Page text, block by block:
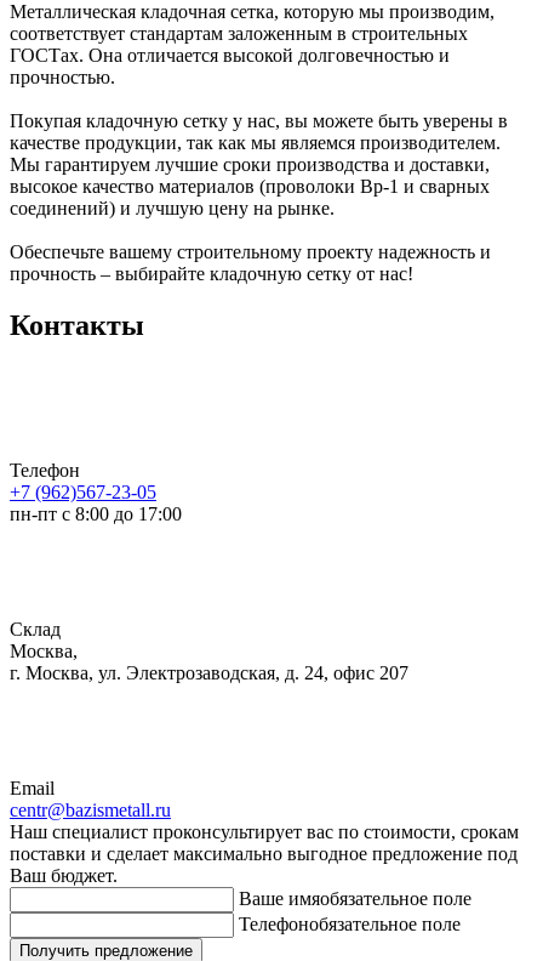
Металлическая кладочная сетка, которую мы производим,
соответствует стандартам заложенным в строительных
ГОСТах. Она отличается высокой долговечностью и
прочностью.
Покупая кладочную сетку у нас, вы можете быть уверены в
качестве продукции, так как мы являемся производителем.
Мы гарантируем лучшие сроки производства и доставки,
высокое качество материалов (проволоки Вр-1 и сварных
соединений) и лучшую цену на рынке.
Обеспечьте вашему строительному проекту надежность и
прочность – выбирайте кладочную сетку от нас!
Контакты
Телефон
+7 (962)567-23-05
пн-пт с 8:00 до 17:00
Склад
Москва,
г. Москва, ул. Электрозаводская, д. 24, офис 207
Email
centr@bazismetall.ru
Наш специалист проконсультирует вас по стоимости, срокам
поставки и сделает максимально выгодное предложение под
Ваш бюджет.
Ваше имяобязательное поле
Телефонобязательное поле
Получить предложение